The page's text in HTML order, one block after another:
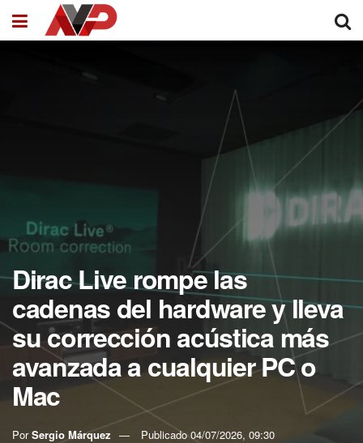
Dirac Live rompe las
cadenas del hardware y lleva
su corrección acústica más
avanzada a cualquier PC o
Mac
Por Sergio Márquez Publicado04/07/2026, 09:30